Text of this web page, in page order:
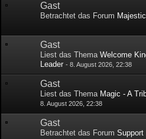
Gast
Betrachtet das Forum
Gast
Liest das ThemaWelcome
Leader -8. August 2026, 22:38
Gast
Liest das Thema Magic - A
8. August 2026, 22:38
Gast
Betrachtet das ForumSupport